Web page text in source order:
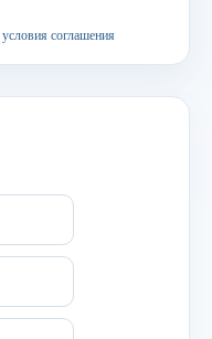
условия соглашения